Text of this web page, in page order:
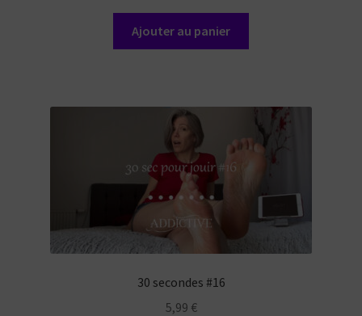
Ajouter au panier
30 secondes #16
5,99 €